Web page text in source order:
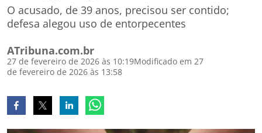
O acusado, de 39 anos, precisou ser contido;
defesa alegou uso de entorpecentes
ATribuna.com.br
27 de fevereiro de 2026 às 10:19Modificado em 27
de fevereiro de 2026 às 13:58